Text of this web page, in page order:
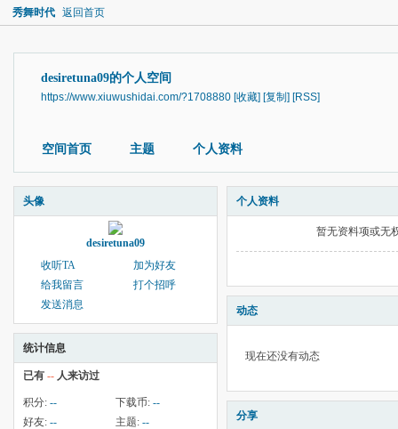
秀舞时代 返回首页
desiretuna09的个人空间
https://www.xiuwushidai.com/?1708880 [收藏] [复制] [RSS]
空间首页 主题 个人资料
头像
desiretuna09
收听TA
加为好友
给我留言
打个招呼
发送消息
统计信息
已有 -- 人来访过
积分: -- 下载币: --
好友: -- 主题: --
个人资料
暂无资料项或无
动态
现在还没有动态
分享